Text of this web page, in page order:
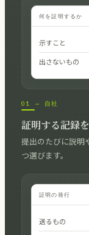
何を証明するか
示すこと
出さないもの
01 — 自社
証明する記録
提出のたびに説明
つ選びます。
証明の発行
送るもの